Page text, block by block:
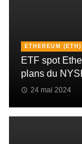
ETHEREUM (ETH)
ETF spot
plans du
24 mai 2024